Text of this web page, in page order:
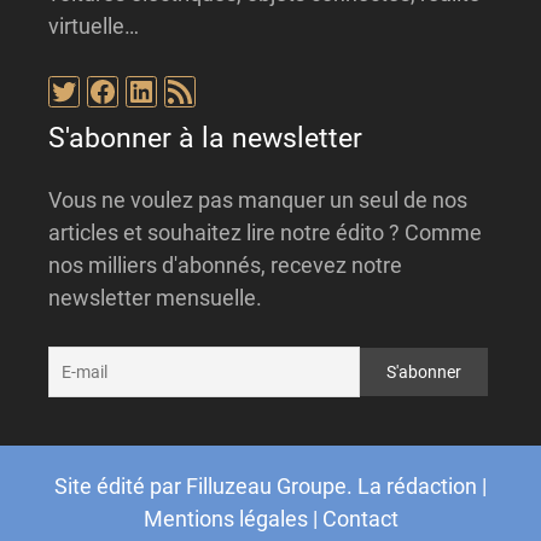
virtuelle…
Twitter
Facebook
LinkedIn
Flux RSS
S'abonner à la newsletter
Vous ne voulez pas manquer un seul de nos
articles et souhaitez lire notre édito ? Comme
nos milliers d'abonnés, recevez notre
newsletter mensuelle.
Site édité par Filluzeau Groupe. La rédaction |
Mentions légales| Contact